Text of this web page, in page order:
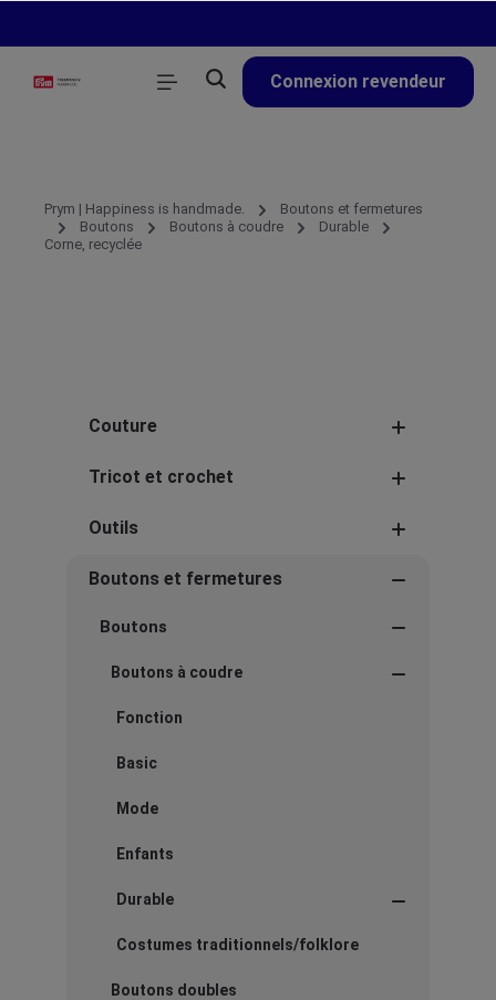
Connexion revendeur
Prym | Happiness is handmade.
Boutons et fermetures
Boutons
Boutons à coudre
Durable
Corne, recyclée
Couture
Tricot et crochet
Outils
Boutons et fermetures
Boutons
Boutons à coudre
Fonction
Basic
Mode
Enfants
Durable
Costumes traditionnels/folklore
Boutons doubles